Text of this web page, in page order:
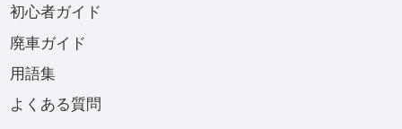
初心者ガイド
廃車ガイド
用語集
よくある質問